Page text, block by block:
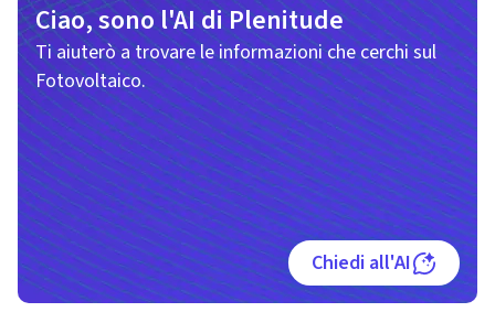
Ciao, sono l'AI di Plenitude
Ti aiuterò a trovare le informazioni che cerchi sul
Fotovoltaico.
Chiedi all'AI